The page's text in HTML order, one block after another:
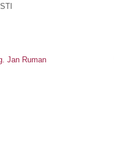
Jan Ruman